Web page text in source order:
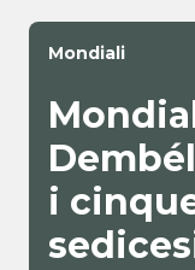
Mondiali
i